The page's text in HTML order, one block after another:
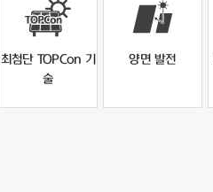
최첨단 TOPCon 기
술
양면 발전